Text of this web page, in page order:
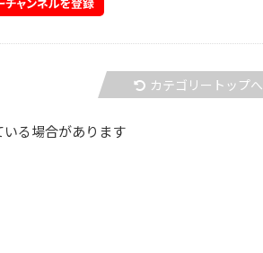
カテゴリートップへ
る場合があります